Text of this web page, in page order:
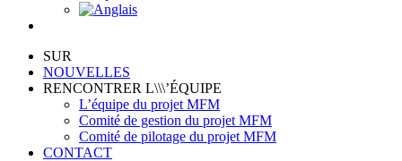
SUR
NOUVELLES
RENCONTRER L\\\’ÉQUIPE
L’équipe du projet MFM
Comité de gestion du projet MFM
Comité de pilotage du projet MFM
CONTACT